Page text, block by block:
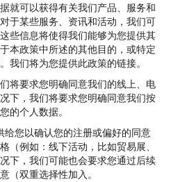
就可以获得有关我们产品、服务和
于某些服务、资讯和活动，我们可
些信息将使得我们能够为您提供其
本政策中所述的其他目的，或特定
我们将为您提供此政策的链接。
将要求您明确同意我们的线上、电
下，我们将要求您明确同意我们按
的个人数据。
您以确认您的注册或偏好的同意
（例如：线下活动，比如贸易展、
下，我们可能也会要求您通过后续
（双重选择性加入。